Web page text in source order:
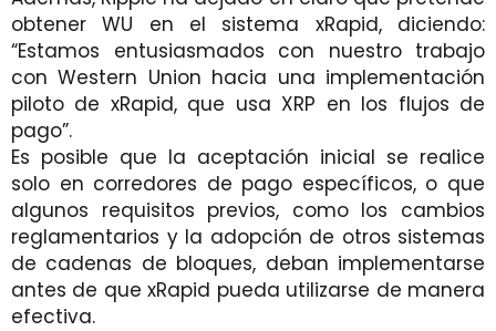
obtener WU en el sistema xRapid, diciendo:
“Estamos entusiasmados con nuestro trabajo
con Western Union hacia una implementación
piloto de xRapid, que usa XRP en los flujos de
pago”.
Es posible que la aceptación inicial se realice
solo en corredores de pago específicos, o que
algunos requisitos previos, como los cambios
reglamentarios y la adopción de otros sistemas
de cadenas de bloques, deban implementarse
antes de que xRapid pueda utilizarse de manera
efectiva.